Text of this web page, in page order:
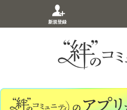
新規登録